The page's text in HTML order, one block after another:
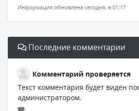
Информация обновлена сегодня, в 01:17
Последние комментарии
Комментарий проверяется
Текст комментария будет виден
администратором.